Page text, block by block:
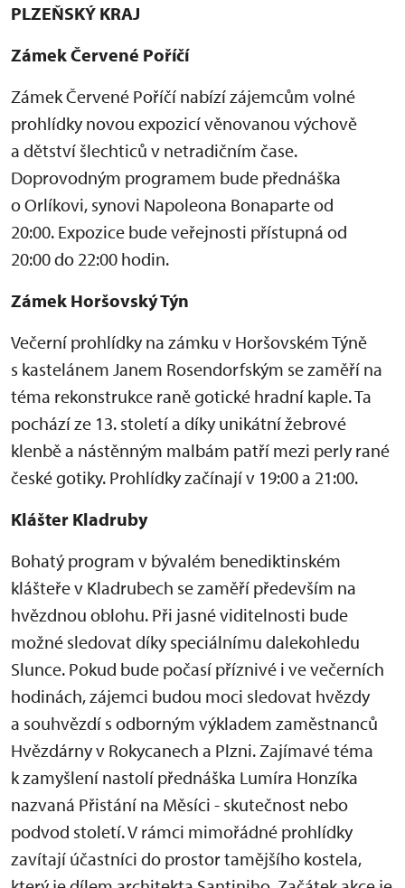
PLZEŇSKÝ KRAJ
Zámek Červené Poříčí
Zámek Červené Poříčí nabízí zájemcům volné
prohlídky novou expozicí věnovanou výchově
a dětství šlechticů v netradičním čase.
Doprovodným programem bude přednáška
o Orlíkovi, synovi Napoleona Bonaparte od
20:00. Expozice bude veřejnosti přístupná od
20:00 do 22:00 hodin.
Zámek Horšovský Týn
Večerní prohlídky na zámku v Horšovském Týně
s kastelánem Janem Rosendorfským se zaměří na
téma rekonstrukce raně gotické hradní kaple. Ta
pochází ze 13. století a díky unikátní žebrové
klenbě a nástěnným malbám patří mezi perly rané
české gotiky. Prohlídky začínají v 19:00 a 21:00.
Klášter Kladruby
Bohatý program v bývalém benediktinském
klášteře v Kladrubech se zaměří především na
hvězdnou oblohu. Při jasné viditelnosti bude
možné sledovat díky speciálnímu dalekohledu
Slunce. Pokud bude počasí příznivé i ve večerních
hodinách, zájemci budou moci sledovat hvězdy
a souhvězdí s odborným výkladem zaměstnanců
Hvězdárny v Rokycanech a Plzni. Zajímavé téma
k zamyšlení nastolí přednáška Lumíra Honzíka
nazvaná Přistání na Měsíci - skutečnost nebo
podvod století. V rámci mimořádné prohlídky
zavítají účastníci do prostor tamějšího kostela,